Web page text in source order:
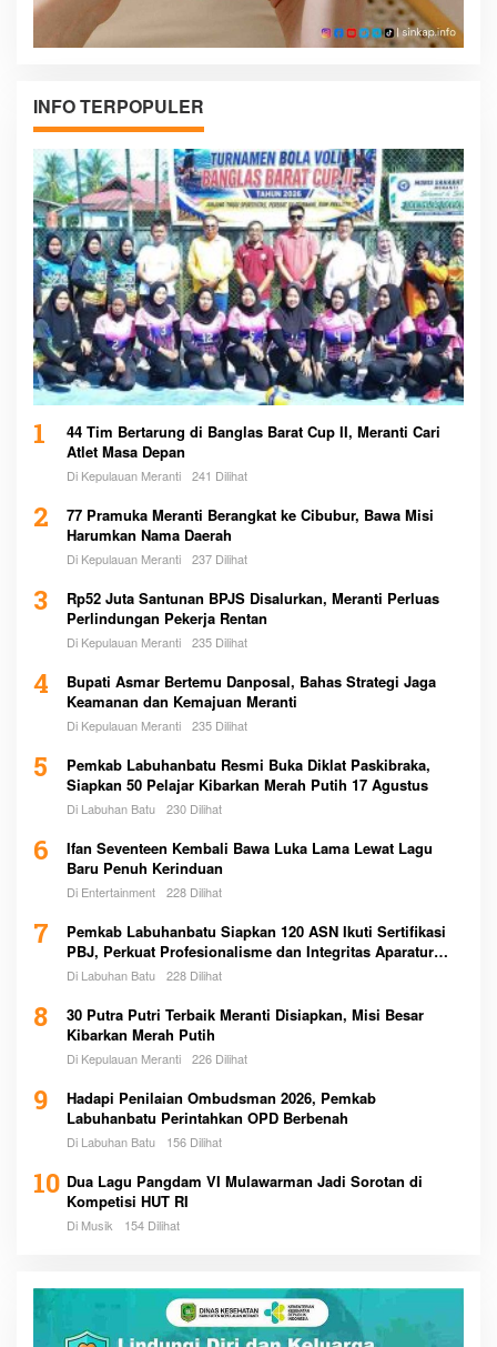
INFO TERPOPULER
1
44 Tim Bertarung di Banglas Barat Cup II, Meranti Cari
Atlet Masa Depan
Di Kepulauan Meranti 241 Dilihat
2
77 Pramuka Meranti Berangkat ke Cibubur, Bawa Misi
Harumkan Nama Daerah
Di Kepulauan Meranti 237 Dilihat
3
Rp52 Juta Santunan BPJS Disalurkan, Meranti Perluas
Perlindungan Pekerja Rentan
Di Kepulauan Meranti 235 Dilihat
4
Bupati Asmar Bertemu Danposal, Bahas Strategi Jaga
Keamanan dan Kemajuan Meranti
Di Kepulauan Meranti 235 Dilihat
5
Pemkab Labuhanbatu Resmi Buka Diklat Paskibraka,
Siapkan 50 Pelajar Kibarkan Merah Putih 17 Agustus
Di Labuhan Batu 230 Dilihat
6
Ifan Seventeen Kembali Bawa Luka Lama Lewat Lagu
Baru Penuh Kerinduan
Di Entertainment 228 Dilihat
7
Pemkab Labuhanbatu Siapkan 120 ASN Ikuti Sertifikasi
PBJ, Perkuat Profesionalisme dan Integritas Aparatur
Pemerintah
Di Labuhan Batu 228 Dilihat
8
30 Putra Putri Terbaik Meranti Disiapkan, Misi Besar
Kibarkan Merah Putih
Di Kepulauan Meranti 226 Dilihat
9
Hadapi Penilaian Ombudsman 2026, Pemkab
Labuhanbatu Perintahkan OPD Berbenah
Di Labuhan Batu 156 Dilihat
10 Dua Lagu Pangdam VI Mulawarman Jadi Sorotan di
Kompetisi HUT RI
Di Musik 154 Dilihat